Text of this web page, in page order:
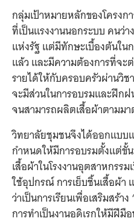
กลุ่มเป้าหมายหลักของโครงก
ที่เป็นแรงงานนอกระบบ คนว่
แห่งรัฐ แต่มีทักษะเบื้องต้นใน
แล้ว และมีความต้องการที่จะ
รายได้ให้กับครอบครัวผ่านวิช
จะมีส่วนในการอบรมและฝึกฝ
จนสามารถผลิตเสื้อผ้าตามม
วิทยาลัยชุมชนจึงได้ออกแบ
กำหนดให้มีการอบรมตั้งแต่ขั้
เสื้อผ้าในโรงงานอุตสาหกรร
ใช้อุปกรณ์ การเย็บชิ้นเสื้อผ้า
ว่าเป็นการเรียนเพื่อเสริมสร้า
การทำเป็นงานอดิเรกให้มีฝีมือ